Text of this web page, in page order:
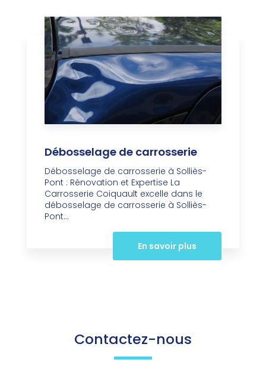
Débosselage de carrosserie
Débosselage de carrosserie à Solliès-
Pont : Rénovation et Expertise La
Carrosserie Coiquault excelle dans le
débosselage de carrosserie à Solliès-
Pont...
En savoir plus
Contactez-nous